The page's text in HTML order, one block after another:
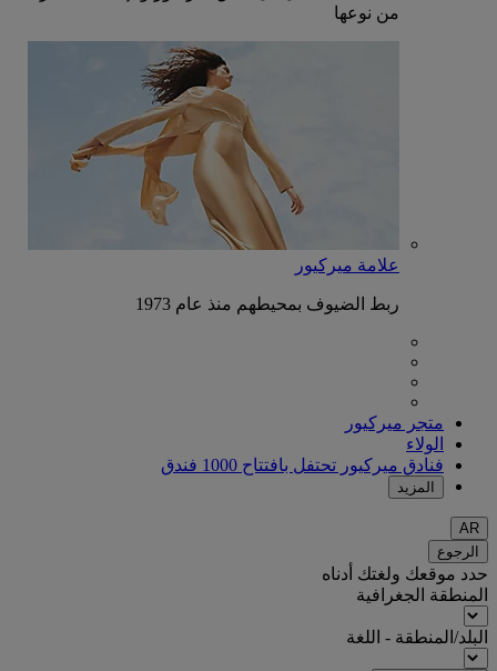
من نوعها
علامة ميركيور
ربط الضيوف بمحيطهم منذ عام 1973
متجر ميركيور
الولاء
فنادق ميركيور تحتفل بافتتاح 1000 فندق
المزيد
AR
الرجوع
حدد موقعك ولغتك أدناه
المنطقة الجغرافية
البلد/المنطقة - اللغة